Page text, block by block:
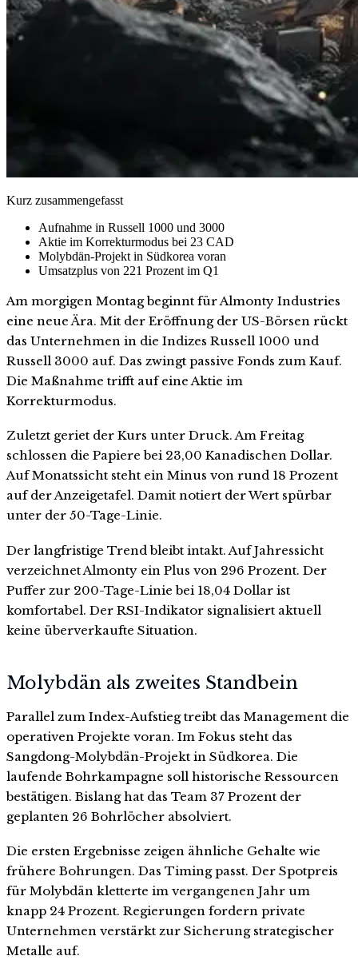
Kurz zusammengefasst
Aufnahme in Russell 1000 und 3000
Aktie im Korrekturmodus bei 23 CAD
Molybdän-Projekt in Südkorea voran
Umsatzplus von 221 Prozent im Q1
Am morgigen Montag beginnt für Almonty Industries
eine neue Ära. Mit der Eröffnung der US-Börsen rückt
das Unternehmen in die Indizes Russell 1000 und
Russell 3000 auf. Das zwingt passive Fonds zum Kauf.
Die Maßnahme trifft auf eine Aktie im
Korrekturmodus.
Zuletzt geriet der Kurs unter Druck. Am Freitag
schlossen die Papiere bei 23,00 Kanadischen Dollar.
Auf Monatssicht steht ein Minus von rund 18 Prozent
auf der Anzeigetafel. Damit notiert der Wert spürbar
unter der 50-Tage-Linie.
Der langfristige Trend bleibt intakt. Auf Jahressicht
verzeichnet Almonty ein Plus von 296 Prozent. Der
Puffer zur 200-Tage-Linie bei 18,04 Dollar ist
komfortabel. Der RSI-Indikator signalisiert aktuell
keine überverkaufte Situation.
Molybdän als zweites Standbein
Parallel zum Index-Aufstieg treibt das Management die
operativen Projekte voran. Im Fokus steht das
Sangdong-Molybdän-Projekt in Südkorea. Die
laufende Bohrkampagne soll historische Ressourcen
bestätigen. Bislang hat das Team 37 Prozent der
geplanten 26 Bohrlöcher absolviert.
Die ersten Ergebnisse zeigen ähnliche Gehalte wie
frühere Bohrungen. Das Timing passt. Der Spotpreis
für Molybdän kletterte im vergangenen Jahr um
knapp 24 Prozent. Regierungen fordern private
Unternehmen verstärkt zur Sicherung strategischer
Metalle auf.